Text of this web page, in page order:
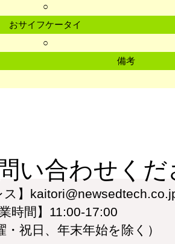
○
おサイフケータイ
○
備考
い合わせくだ
ス】
業時間】11:00-17:00
・祝日、年末年始を除く）